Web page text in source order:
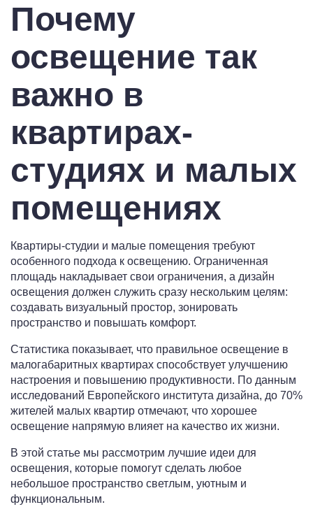
Почему
освещение так
важно в
квартирах-
студиях и малых
помещениях
Квартиры-студии и малые помещения требуют
особенного подхода к освещению. Ограниченная
площадь накладывает свои ограничения, а дизайн
освещения должен служить сразу нескольким целям:
создавать визуальный простор, зонировать
пространство и повышать комфорт.
Статистика показывает, что правильное освещение в
малогабаритных квартирах способствует улучшению
настроения и повышению продуктивности. По данным
исследований Европейского института дизайна, до 70%
жителей малых квартир отмечают, что хорошее
освещение напрямую влияет на качество их жизни.
В этой статье мы рассмотрим лучшие идеи для
освещения, которые помогут сделать любое
небольшое пространство светлым, уютным и
функциональным.